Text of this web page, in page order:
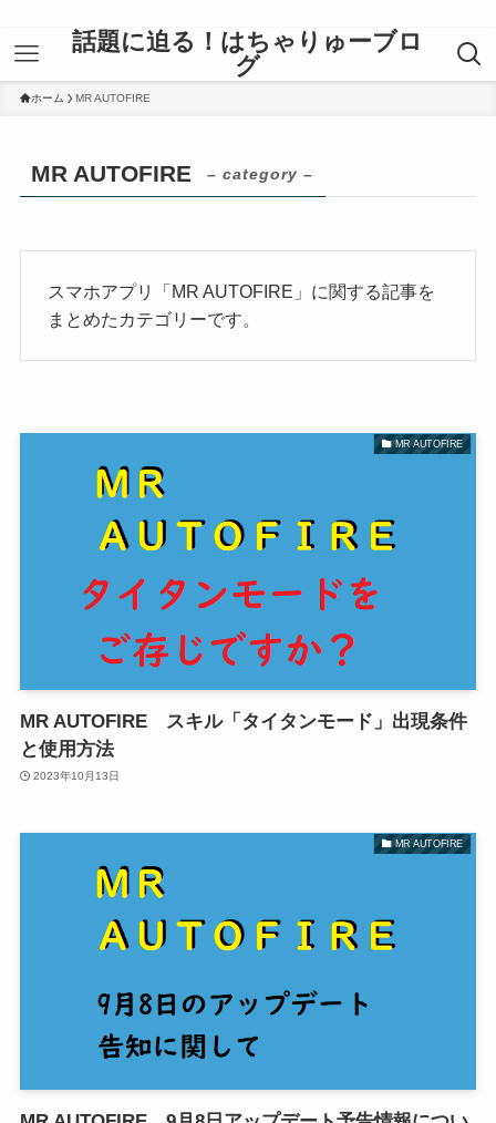
話題に迫る！はちゃりゅーブロ
グ
ホーム MR AUTOFIRE
MR AUTOFIRE – category –
スマホアプリ「MR AUTOFIRE」に関する記事を
まとめたカテゴリーです。
MR AUTOFIRE
MR AUTOFIRE スキル「タイタンモード」出現条件
と使用方法
2023年10月13日
MR AUTOFIRE